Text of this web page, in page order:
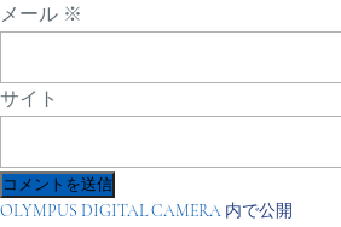
メール ※
サイト
投
OLYMPUS DIGITAL CAMERA 内で公開